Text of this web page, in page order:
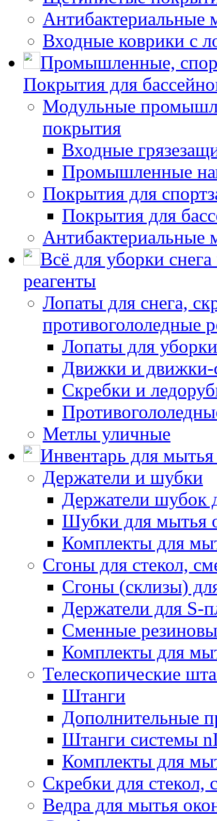
Антибактериальные
Входные коврики с
Промышленные,
Покрытия для
Модульные
покрытия
Входные
Промышленные
Покрытия для
Покрытия для
Антибактериальные
Всё для уборки
реагенты
Лопаты для снега,
противогололедные
Лопаты для
Движки и движки-
Скребки и
Метлы уличные
Инвентарь для мытья
Держатели и шубки
Держатели шубок
Шубки для мытья
Комплекты для
Сгоны для стекол,
Сгоны (склизы)
Держатели для S-
Сменные
Комплекты для
Телескопические
Штанги
Дополнительные
Штанги системы
Комплекты для
Скребки для стекол,
Ведра для мытья